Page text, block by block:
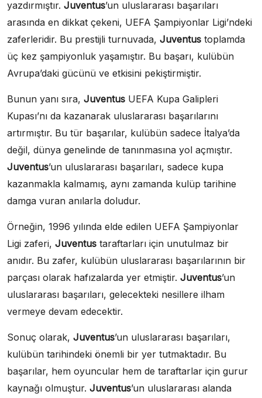
yazdırmıştır. Juventus’un uluslararası başarıları
arasında en dikkat çekeni, UEFA Şampiyonlar Ligi’ndeki
zaferleridir. Bu prestijli turnuvada, Juventus toplamda
üç kez şampiyonluk yaşamıştır. Bu başarı, kulübün
Avrupa’daki gücünü ve etkisini pekiştirmiştir.
Bunun yanı sıra, Juventus UEFA Kupa Galipleri
Kupası’nı da kazanarak uluslararası başarılarını
artırmıştır. Bu tür başarılar, kulübün sadece İtalya’da
değil, dünya genelinde de tanınmasına yol açmıştır.
Juventus’un uluslararası başarıları, sadece kupa
kazanmakla kalmamış, aynı zamanda kulüp tarihine
damga vuran anılarla doludur.
Örneğin, 1996 yılında elde edilen UEFA Şampiyonlar
Ligi zaferi, Juventus taraftarları için unutulmaz bir
anıdır. Bu zafer, kulübün uluslararası başarılarının bir
parçası olarak hafızalarda yer etmiştir. Juventus’un
uluslararası başarıları, gelecekteki nesillere ilham
vermeye devam edecektir.
Sonuç olarak, Juventus’un uluslararası başarıları,
kulübün tarihindeki önemli bir yer tutmaktadır. Bu
başarılar, hem oyuncular hem de taraftarlar için gurur
kaynağı olmuştur. Juventus’un uluslararası alanda